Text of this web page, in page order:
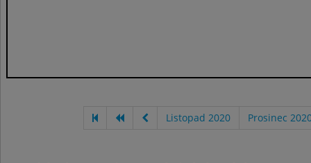
Listopad 2020 Prosinec